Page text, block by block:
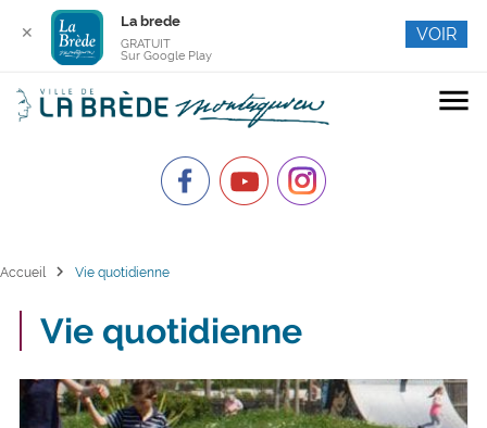
menu
Accueil chevron_right Vie quotidienne
Vie quotidienne
✕
La brede
GRATUIT
Sur Google Play
VOIR